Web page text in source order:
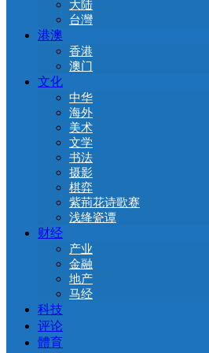
大陆
台灣
港澳
香港
澳门
文化
中华
海外
美术
文学
书法
摄影
棋弈
紫荊花诗歌赛
浅绛瓷谭
财经
产业
金融
地产
马经
科技
评论
體育